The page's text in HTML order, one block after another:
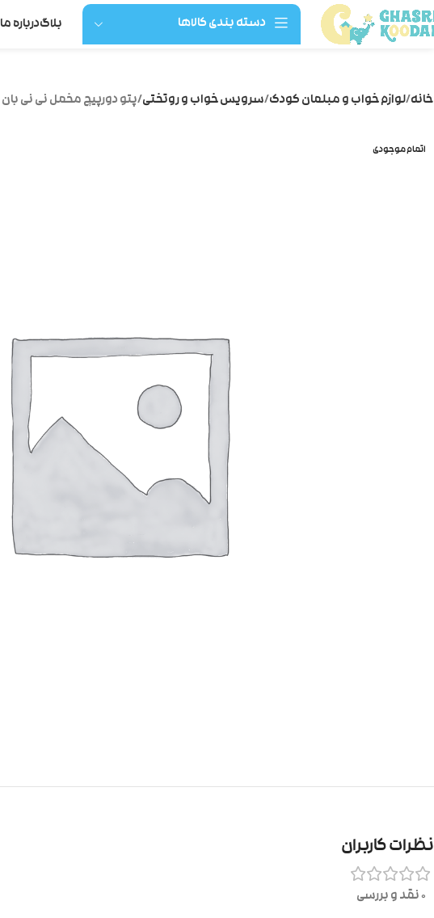
دسته بندی کالاها بلاگدرباره ما
خانه لوازم خواب و مبلمان کودک سرویس خواب و روتختی پتو دورپیچ مخمل نی نی بان
اتمام موجودی
نظرات کاربران
0 نقد و بررسی